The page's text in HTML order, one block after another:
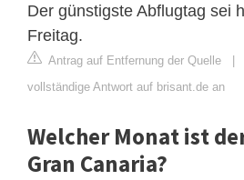
Der günstigste Abflugtag sei
Freitag.
Antrag auf Entfernung der Quelle |
vollständige Antwort auf brisant.de an
Welcher Monat ist
Gran Canaria?